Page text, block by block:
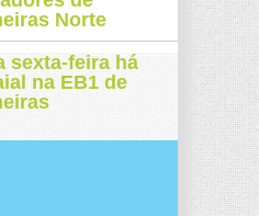
Norte
sexta-feira há
na EB1 de